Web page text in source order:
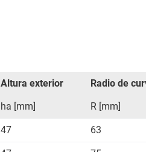
Altura exterior
Radio de
ha [mm] R [mm]
47 63